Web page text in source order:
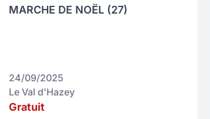
MARCHE DE NOËL (27)
24/09/2025
Le Val d'Hazey
Gratuit